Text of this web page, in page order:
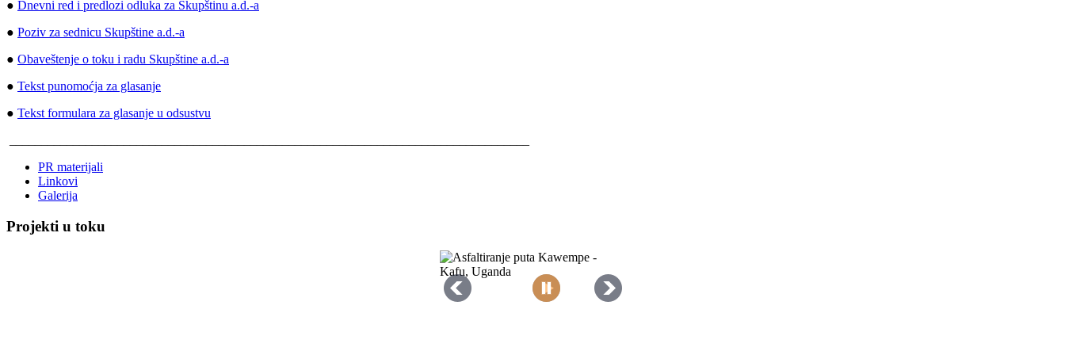
● Dnevni red i predlozi odluka za Skupštinu a.d.-a
● Poziv za sednicu Skupštine a.d.-a
● Obaveštenje o toku i radu Skupštine a.d.-a
● Tekst punomoćja za glasanje
● Tekst formulara za glasanje u odsustvu
PR materijali
Linkovi
Galerija
Projekti u toku